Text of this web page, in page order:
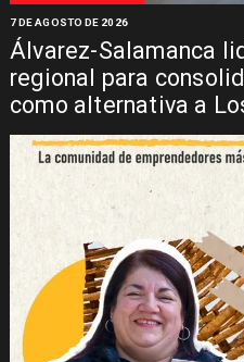
Álvarez-Salamanca
regional para
como alternativa a
7 DE AGOSTO DE 2026